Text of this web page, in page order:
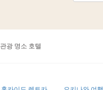
관광 명소 호텔